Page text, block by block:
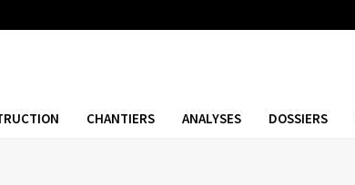
CHANTIERS ANALYSES DOSSIERS